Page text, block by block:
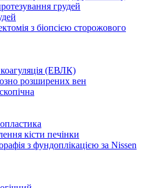
грудей
з біопсією сторожового
(ЕВЛК)
розширених вен
кісти печінки
з фундоплікацією за Nissen